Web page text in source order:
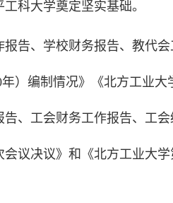
科大学奠定坚实基础。
告、学校财务报告、教代
年）编制情况》《北方工业
、工会财务工作报告、工
议决议》和《北方工业大